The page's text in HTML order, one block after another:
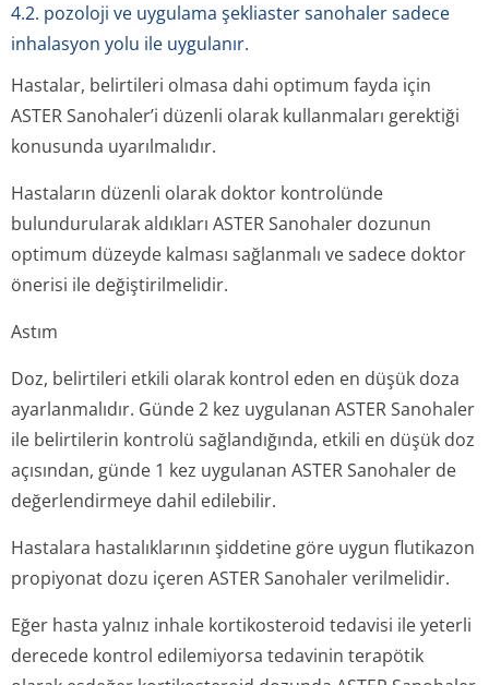
4.2. pozoloji ve uygulama şekliaster sanohaler sadece
inhalasyon yolu ile uygulanır.
Hastalar, belirtileri olmasa dahi optimum fayda için
ASTER Sanohaler’i düzenli olarak kullanmaları gerektiği
konusunda uyarılmalıdır.
Hastaların düzenli olarak doktor kontrolünde
bulundurularak aldıkları ASTER Sanohaler dozunun
optimum düzeyde kalması sağlanmalı ve sadece doktor
önerisi ile değiştirilmelidir.
Astım
Doz, belirtileri etkili olarak kontrol eden en düşük doza
ayarlanmalıdır. Günde 2 kez uygulanan ASTER Sanohaler
ile belirtilerin kontrolü sağlandığında, etkili en düşük doz
açısından, günde 1 kez uygulanan ASTER Sanohaler de
değerlendirmeye dahil edilebilir.
Hastalara hastalıklarının şiddetine göre uygun flutikazon
propiyonat dozu içeren ASTER Sanohaler verilmelidir.
Eğer hasta yalnız inhale kortikosteroid tedavisi ile yeterli
derecede kontrol edilemiyorsa tedavinin terapötik